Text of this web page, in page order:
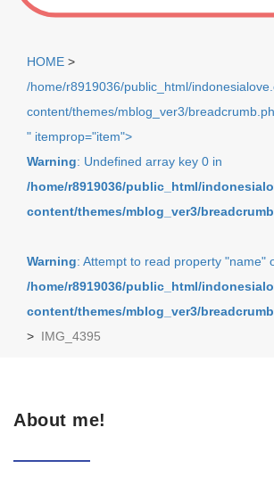
HOME >
/home/r8919036/public_html/
content/themes/mblog_ver3/
" itemprop="item">
Warning: Undefined array key 0 in
/home/r8919036/public_html/
content/themes/mblog_ver3/
Warning: Attempt to read property "name"
/home/r8919036/public_html/
content/themes/mblog_ver3/
> IMG_4395
About me!